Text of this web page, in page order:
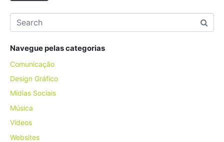
Navegue pelas categorias
Comunicação
Design Gráfico
Mídias Sociais
Música
Vídeos
Websites